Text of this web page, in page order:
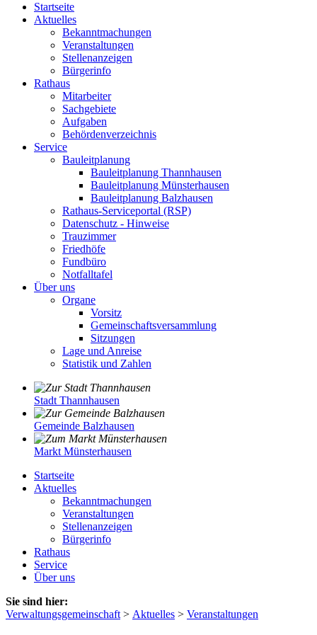
Startseite
Aktuelles
Bekanntmachungen
Veranstaltungen
Stellenanzeigen
Bürgerinfo
Rathaus
Mitarbeiter
Sachgebiete
Aufgaben
Behördenverzeichnis
Service
Bauleitplanung
Bauleitplanung Thannhausen
Bauleitplanung Münsterhausen
Bauleitplanung Balzhausen
Rathaus-Serviceportal (RSP)
Datenschutz - Hinweise
Trauzimmer
Friedhöfe
Fundbüro
Notfalltafel
Über uns
Organe
Vorsitz
Gemeinschaftsversammlung
Sitzungen
Lage und Anreise
Statistik und Zahlen
Stadt Thannhausen
Gemeinde Balzhausen
Markt Münsterhausen
Startseite
Aktuelles
Bekanntmachungen
Veranstaltungen
Stellenanzeigen
Bürgerinfo
Rathaus
Service
Über uns
Sie sind hier:
Verwaltungsgemeinschaft > Aktuelles > Veranstaltungen